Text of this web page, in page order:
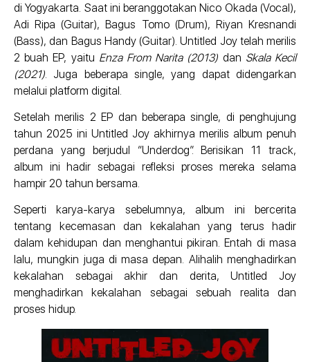
di Yogyakarta. Saat ini beranggotakan Nico Okada (Vocal),
Adi Ripa (Guitar), Bagus Tomo (Drum), Riyan Kresnandi
(Bass), dan Bagus Handy (Guitar). Untitled Joy telah merilis
2 buah EP, yaitu Enza From Narita (2013) dan Skala Kecil
(2021) . Juga beberapa single, yang dapat didengarkan
melalui platform digital.
Setelah merilis 2 EP dan beberapa single, di penghujung
tahun 2025 ini Untitled Joy akhirnya merilis album penuh
perdana yang berjudul “Underdog”. Berisikan 11 track,
album ini hadir sebagai refleksi proses mereka selama
hampir 20 tahun bersama.
Seperti karya-karya sebelumnya, album ini bercerita
tentang kecemasan dan kekalahan yang terus hadir
dalam kehidupan dan menghantui pikiran. Entah di masa
lalu, mungkin juga di masa depan. Alihalih menghadirkan
kekalahan sebagai akhir dan derita, Untitled Joy
menghadirkan kekalahan sebagai sebuah realita dan
proses hidup.